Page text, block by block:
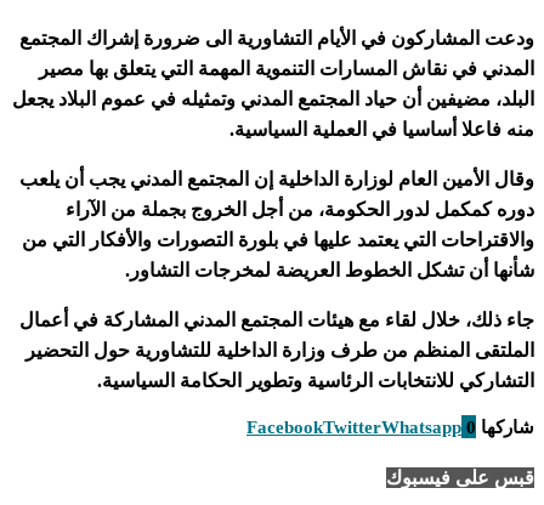
ودعت المشاركون في الأيام التشاورية الى ضرورة إشراك المجتمع
المدني في نقاش المسارات التنموية المهمة التي يتعلق بها مصير
البلد، مضيفين أن حياد المجتمع المدني وتمثيله في عموم البلاد يجعل
منه فاعلا أساسيا في العملية السياسية.
وقال الأمين العام لوزارة الداخلية إن المجتمع المدني يجب أن يلعب
دوره كمكمل لدور الحكومة، من أجل الخروج بجملة من الآراء
والاقتراحات التي يعتمد عليها في بلورة التصورات والأفكار التي من
شأنها أن تشكل الخطوط العريضة لمخرجات التشاور.
جاء ذلك، خلال لقاء مع هيئات المجتمع المدني المشاركة في أعمال
الملتقى المنظم من طرف وزارة الداخلية للتشاورية حول التحضير
التشاركي للانتخابات الرئاسية وتطوير الحكامة السياسية.
شاركها 0
FacebookTwitterWhatsapp
قبس على فيسبوك